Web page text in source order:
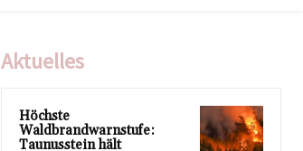
Aktuelles
Höchste
Waldbrandwarnstufe:
Taunusstein hält